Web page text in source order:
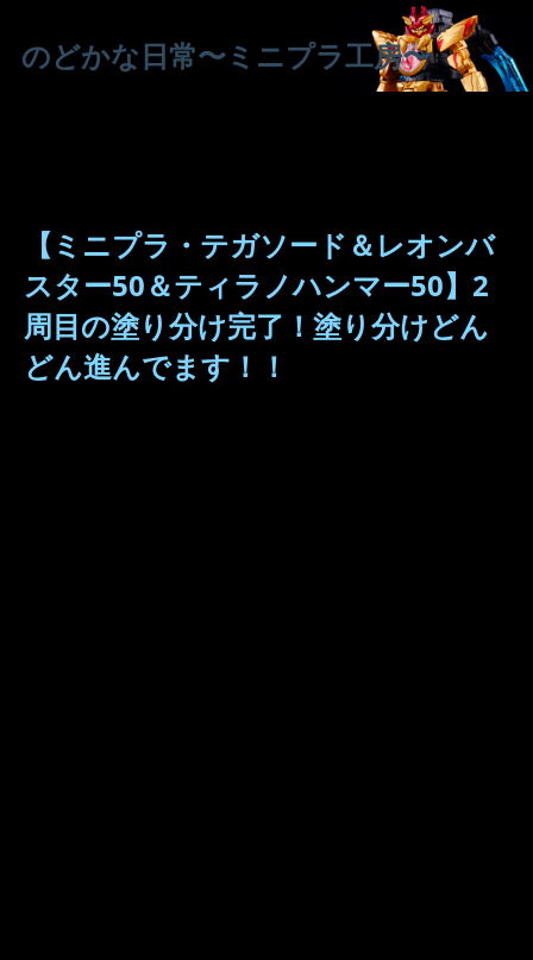
のどかな日常〜ミニプラ工房〜
【ミニプラ・テガソード＆レオンバ
スター50＆ティラノハンマー50】2
周目の塗り分け完了！塗り分けどん
どん進んでます！！